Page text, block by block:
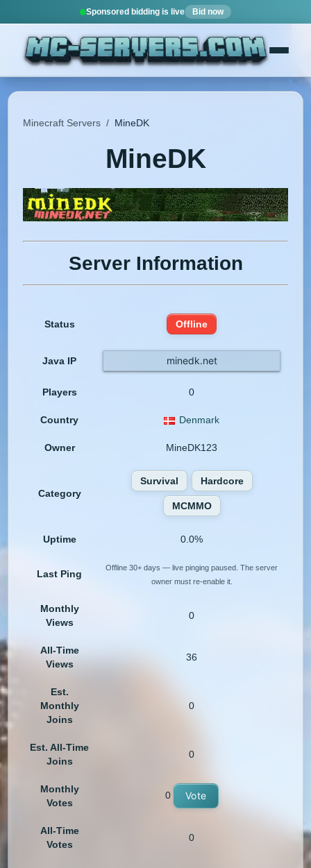
Sponsored bidding is live Bid now
Minecraft Servers / MineDK
MineDK
Server Information
Status Offline
Java IP minedk.net
Players 0
Country Denmark
Owner MineDK123
Category
Survival Hardcore
MCMMO
Uptime 0.0%
Last Ping
Offline 30+ days — live pinging paused. The server
owner must re-enable it.
Monthly
Views
0
All-Time
Views
36
Est.
Monthly
Joins
0
Est. All-Time
Joins
0
Monthly
Votes
0 Vote
All-Time
Votes
0